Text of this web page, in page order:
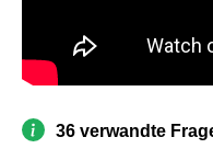
36 verwandte